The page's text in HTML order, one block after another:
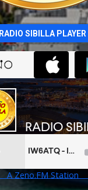
RADIO SIBILLA PLAYER
A Zeno.FM Station